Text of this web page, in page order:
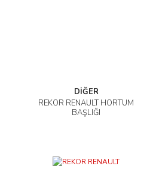
DİĞER
REKOR RENAULT HORTUM
BAŞLIĞI